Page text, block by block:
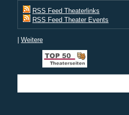
RSS Feed Theaterlinks
RSS Feed Theater Events
| Weitere